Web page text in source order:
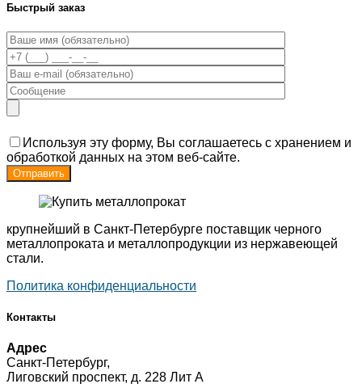
Быстрый заказ
Используя эту форму, Вы соглашаетесь с хранением и
обработкой данных на этом веб-сайте.
крупнейший в Санкт-Петербурге поставщик черного
металлопроката и металлопродукции из нержавеющей
стали.
Политика конфиденциальности
Контакты
Адрес
Санкт-Петербург,
Лиговский проспект, д. 228 Лит А